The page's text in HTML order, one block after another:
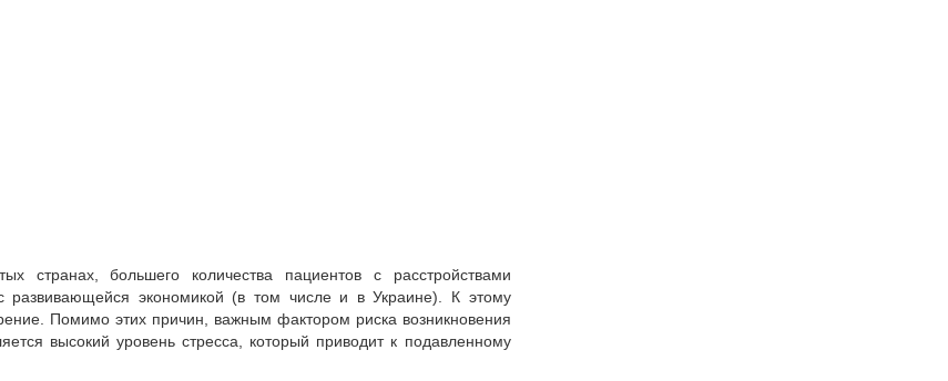
странах, большего количества пациентов с расстройствами
развивающейся экономикой (в том числе и в Украине). К этому
Помимо этих причин, важным фактором риска возникновения
высокий уровень стресса, который приводит к подавленному